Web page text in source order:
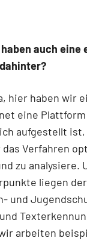
haben auch
hier haben wir
eine
aufgestellt ist,
Verfahren
zu
liegen
und
arbeiten